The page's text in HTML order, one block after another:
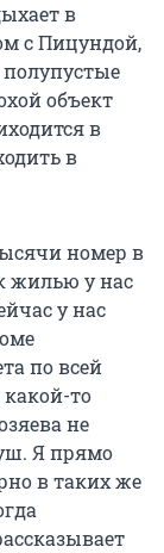
в
с Пицундой,
полупустые
объект
в
в
номер в
жилью у нас
у нас
по всей
какой-то
не
Я прямо
в таких же